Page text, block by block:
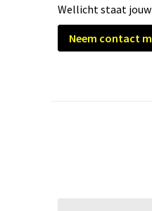
Wellicht staat
Neem contact